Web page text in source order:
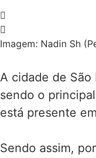
Imagem: Nadin Sh
A cidade de
sendo o
está presente
Sendo assim,